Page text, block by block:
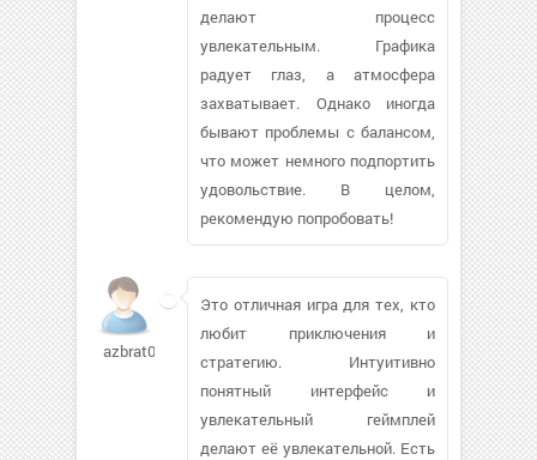
делают процесс
увлекательным. Графика
радует глаз, а атмосфера
захватывает. Однако иногда
бывают проблемы с балансом,
что может немного подпортить
удовольствие. В целом,
рекомендую попробовать!
azbrat001807
Это отличная игра для тех, кто
любит приключения и
стратегию. Интуитивно
понятный интерфейс и
увлекательный геймплей
делают её увлекательной. Есть